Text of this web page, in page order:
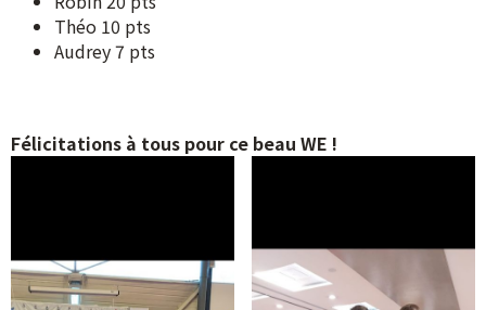
Théo 10 pts
Audrey 7 pts
Félicitations à tous pour ce beau WE !